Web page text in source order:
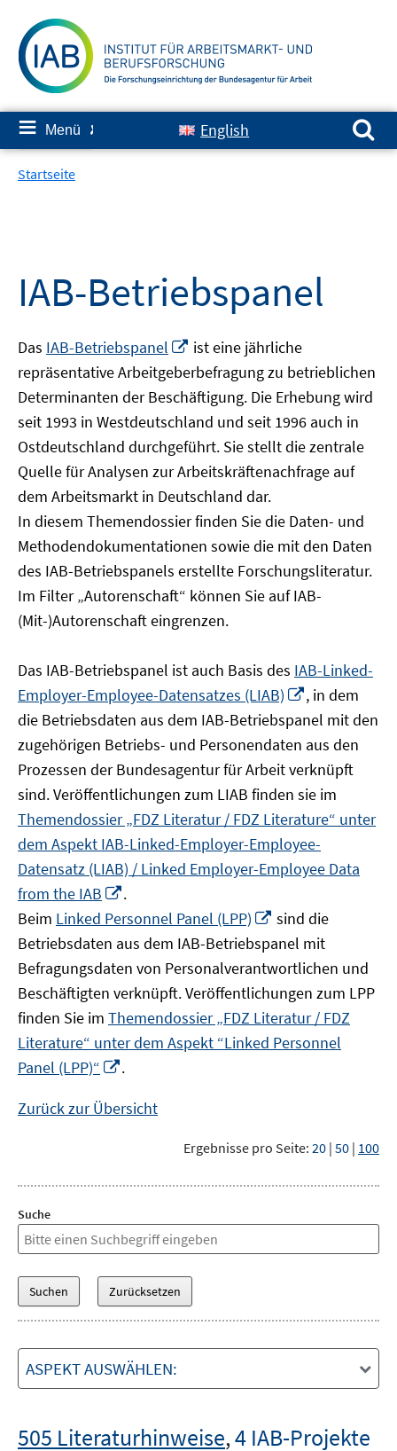
zum
Inhalt
≡ Menü ✘ English
Suchen nach:
Startseite
IAB-Betriebspanel
Das IAB-Betriebspanel
In
neuem
Fenster
öffnen
ist eine jährliche
repräsentative Arbeitgeberbefragung zu betrieblichen
Determinanten der Beschäftigung. Die Erhebung wird
seit 1993 in Westdeutschland und seit 1996 auch in
Ostdeutschland durchgeführt. Sie stellt die zentrale
Quelle für Analysen zur Arbeitskräftenachfrage auf
dem Arbeitsmarkt in Deutschland dar.
In diesem Themendossier finden Sie die Daten- und
Methodendokumentationen sowie die mit den Daten
des IAB-Betriebspanels erstellte Forschungsliteratur.
Im Filter „Autorenschaft“ können Sie auf IAB-
(Mit-)Autorenschaft eingrenzen.
Das IAB-Betriebspanel ist auch Basis des IAB-Linked-
Employer-Employee-Datensatzes (LIAB)
In
neuem
Fenster
öffnen
, in dem
die Betriebsdaten aus dem IAB-Betriebspanel mit den
zugehörigen Betriebs- und Personendaten aus den
Prozessen der Bundesagentur für Arbeit verknüpft
sind. Veröffentlichungen zum LIAB finden sie im
Themendossier „FDZ Literatur / FDZ Literature“ unter
dem Aspekt IAB-Linked-Employer-Employee-
Datensatz (LIAB) / Linked Employer-Employee Data
from the IAB
neuem
Fenster
öffnen
.
Beim Linked Personnel Panel (LPP)
In
neuem
Fenster
öffnen
sind die
Betriebsdaten aus dem IAB-Betriebspanel mit
Befragungsdaten von Personalverantwortlichen und
Beschäftigten verknüpft. Veröffentlichungen zum LPP
finden Sie im Themendossier „FDZ Literatur / FDZ
Literature“ unter dem Aspekt “Linked Personnel
Panel (LPP)“
Fenster
.
Zurück zur Übersicht
Ergebnisse pro Seite: 20 | 50 | 100
Suche
ASPEKT AUSWÄHLEN:
505 Literaturhinweise,4 IAB-Projekte